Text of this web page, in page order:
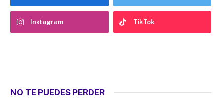
Instagram TikTok
NO TE PUEDES PERDER